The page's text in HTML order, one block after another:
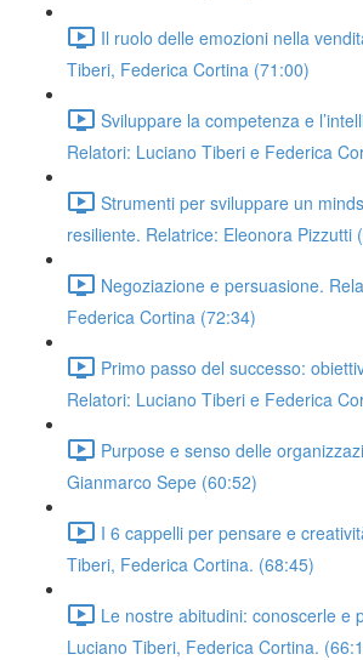
Il ruolo delle emozioni nella
Tiberi, Federica Cortina (71:00)
Sviluppare la competenza e
Relatori: Luciano Tiberi e Federica
Strumenti per sviluppare un
resiliente. Relatrice: Eleonora Pizzutti
Negoziazione e persuasione.
Federica Cortina (72:34)
Primo passo del successo:
Relatori: Luciano Tiberi e Federica
Purpose e senso delle
Gianmarco Sepe (60:52)
I 6 cappelli per pensare e
Tiberi, Federica Cortina. (68:45)
Le nostre abitudini: conoscerle e
Luciano Tiberi, Federica Cortina.